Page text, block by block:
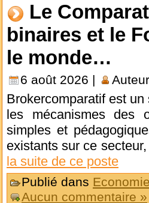
Le
binaires et le
le monde…
6 août 2026 | Auteur
Brokercomparatif est
les mécanismes des
simples et
existants sur ce
la suite de ce poste
Publié dans
Aucun commentaire »